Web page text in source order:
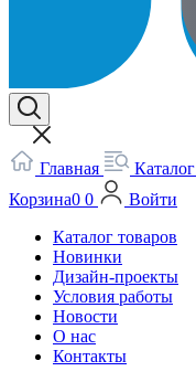
Главная Каталог
Корзина0 0
Войти
Каталог товаров
Новинки
Дизайн-проекты
Условия работы
Новости
О нас
Контакты